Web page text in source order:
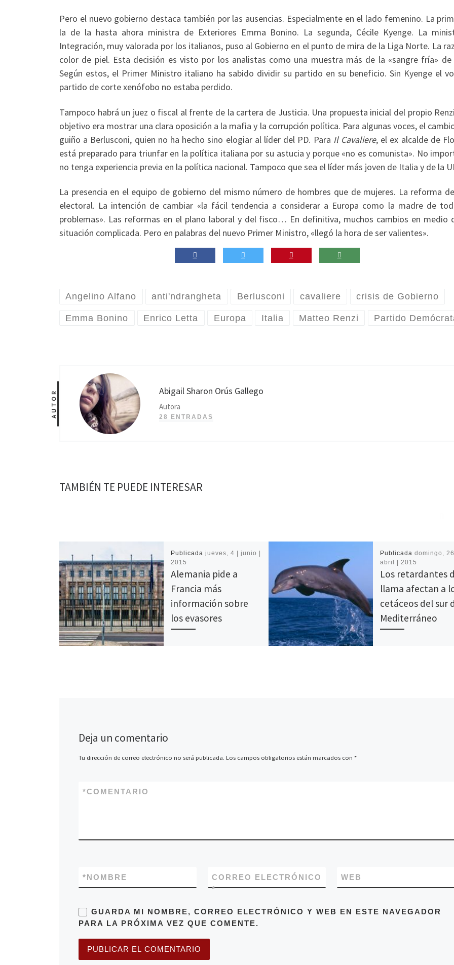
Pero el nuevo gobierno destaca también por las ausencias. Especialmente en el lado femenino. La
la de la hasta ahora ministra de Exteriores Emma Bonino. La segunda, Cécile Kyenge. La
Integración, muy valorada por los italianos, puso al Gobierno en el punto de mira de la Liga Norte. La
color de piel. Esta decisión es visto por los analistas como una muestra más de la «sangre fría» de
Según estos, el Primer Ministro italiano ha sabido dividir su partido en su beneficio. Sin Kyenge el
partido de corte xenófobo no estaba perdido.
Tampoco habrá un juez o fiscal al frente de la cartera de Justicia. Una propuesta inicial del propio
objetivo era mostrar una clara oposición a la mafia y la corrupción política. Para algunas voces, el
guiño a Berlusconi, quien no ha hecho sino elogiar al líder del PD. Para Il Cavaliere, el ex alcalde de
está preparado para triunfar en la política italiana por su astucia y porque «no es comunista». No
no tenga experiencia previa en la política nacional. Tampoco que sea el líder más joven de Italia y de la
La presencia en el equipo de gobierno del mismo número de hombres que de mujeres. La reforma
electoral. La intención de cambiar «la fácil tendencia a considerar a Europa como la madre de
problemas». Las reformas en el plano laboral y del fisco… En definitiva, muchos cambios en medio
situación complicada. Pero en palabras del nuevo Primer Ministro, «llegó la hora de ser valientes».
Angelino Alfano anti'ndrangheta Berlusconi cavaliere crisis de Gobierno
Emma Bonino Enrico Letta Europa Italia Matteo Renzi Partido
AUTOR Abigail Sharon Orús Gallego
Autora
28 ENTRADAS
TAMBIÉN TE PUEDE INTERESAR
Publicadajueves, 4 | junio |
2015
Alemania pide a
Francia más
información sobre
los evasores
Publicada domingo,
abril | 2015
Los retardantes
llama afectan a
cetáceos del sur
Mediterráneo
Deja un comentario
Tu dirección de correo electrónico no será publicada. Los campos obligatorios están marcados con *
COMENTARIO
*
NOMBRE
*
CORREO ELECTRÓNICO
*
WEB
GUARDA MI NOMBRE, CORREO ELECTRÓNICO Y WEB EN ESTE NAVEGADOR
PARA LA PRÓXIMA VEZ QUE COMENTE.